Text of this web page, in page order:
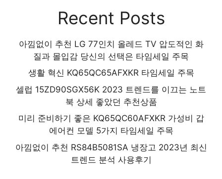
Recent Posts
아낌없이 추천 LG 77인치 올레드 TV 압도적인 화
질과 몰입감 당신의 선택은 타임세일 주목
생활 혁신 KQ65QC65AFXKR 타임세일 주목
셀럽 15ZD90SGX56K 2023 트렌드를 이끄는 노트
북 상세 좋았던 추천상품
미리 준비하기 좋은 KQ65QC60AFXKR 가성비 갑
에어컨 모델 5가지 타임세일 주목
아낌없이 추천 RS84B5081SA 냉장고 2023년 최신
트렌드 분석 사용후기